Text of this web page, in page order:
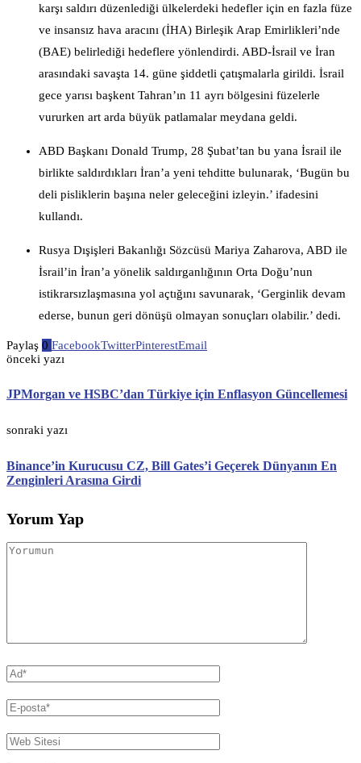
karşı saldırı düzenlediği ülkelerdeki hedefler için en fazla füze
ve insansız hava aracını (İHA) Birleşik Arap Emirlikleri’nde
(BAE) belirlediği hedeflere yönlendirdi. ABD-İsrail ve İran
arasındaki savaşta 14. güne şiddetli çatışmalarla girildi. İsrail
gece yarısı başkent Tahran’ın 11 ayrı bölgesini füzelerle
vururken art arda büyük patlamalar meydana geldi.
ABD Başkanı Donald Trump, 28 Şubat’tan bu yana İsrail ile
birlikte saldırdıkları İran’a yeni tehditte bulunarak, ‘Bugün bu
deli pisliklerin başına neler geleceğini izleyin.’ ifadesini
kullandı.
Rusya Dışişleri Bakanlığı Sözcüsü Mariya Zaharova, ABD ile
İsrail’in İran’a yönelik saldırganlığının Orta Doğu’nun
istikrarsızlaşmasına yol açtığını savunarak, ‘Gerginlik devam
ederse, bunun geri dönüşü olmayan sonuçları olabilir.’ dedi.
Paylaş 0 FacebookTwitterPinterestEmail
önceki yazı
JPMorgan ve HSBC’dan Türkiye için Enflasyon Güncellemesi
sonraki yazı
Binance’in Kurucusu CZ, Bill Gates’i Geçerek Dünyanın En
Zenginleri Arasına Girdi
Yorum Yap